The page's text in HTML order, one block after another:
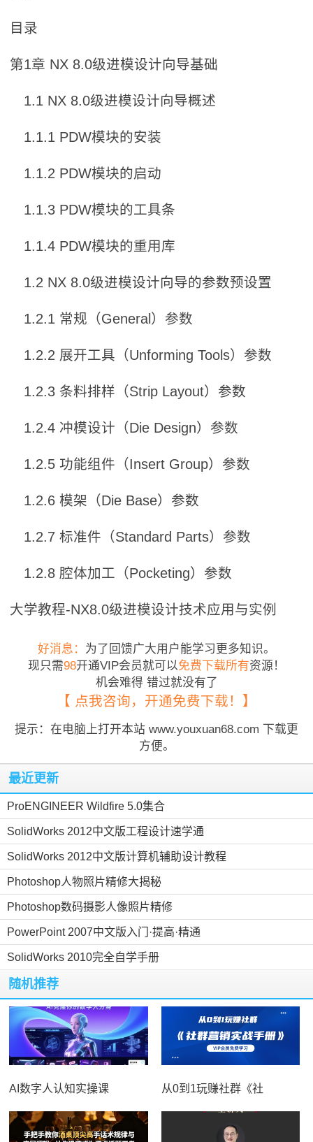
目录
第1章 NX 8.0级进模设计向导基础
1.1 NX 8.0级进模设计向导概述
1.1.1 PDW模块的安装
1.1.2 PDW模块的启动
1.1.3 PDW模块的工具条
1.1.4 PDW模块的重用库
1.2 NX 8.0级进模设计向导的参数预设置
1.2.1 常规（General）参数
1.2.2 展开工具（Unforming Tools）参数
1.2.3 条料排样（Strip Layout）参数
1.2.4 冲模设计（Die Design）参数
1.2.5 功能组件（Insert Group）参数
1.2.6 模架（Die Base）参数
1.2.7 标准件（Standard Parts）参数
1.2.8 腔体加工（Pocketing）参数
大学教程-NX8.0级进模设计技术应用与实例
好消息： 为了回馈广大用户能学习更多知识。
现只需98开通VIP会员就可以免费下载所有资源！
机会难得 错过就没有了
【 点我咨询，开通免费下载！】
提示：在电脑上打开本站 www.youxuan68.com 下载更
方便。
最近更新
ProENGINEER Wildfire 5.0集合
SolidWorks 2012中文版工程设计速学通
SolidWorks 2012中文版计算机辅助设计教程
Photoshop人物照片精修大揭秘
Photoshop数码摄影人像照片精修
PowerPoint 2007中文版入门·提高·精通
SolidWorks 2010完全自学手册
随机推荐
AI数字人认知实操课 从0到1玩赚社群《社